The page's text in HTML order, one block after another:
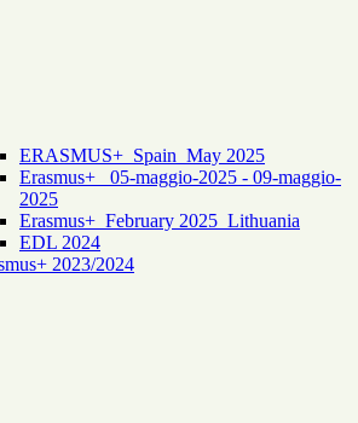
ERASMUS+_Spain_May 2025
Erasmus+_ 05-maggio-2025 - 09-maggio-
2025
Erasmus+_February 2025_Lithuania
EDL 2024
2023/2024